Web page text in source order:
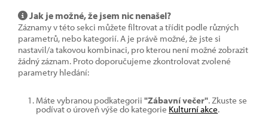
Jak je možné, že jsem nic nenašel?
Záznamy v této sekci můžete filtrovat a třídit podle různých
parametrů, nebo kategorií. A je právě možné, že jste si
nastavil/a takovou kombinaci, pro kterou není možné zobrazit
žádný záznam. Proto doporučujeme zkontrolovat zvolené
parametry hledání:
Máte vybranou podkategorii "Zábavní večer". Zkuste se
podívat o úroveň výše do kategorie Kulturní akce.